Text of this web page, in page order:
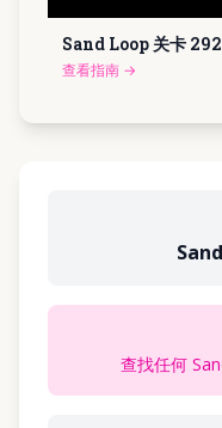
Sand Loop 关卡 292
查看指南 →
查找任何